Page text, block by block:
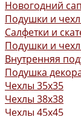
Новогодний
Подушки и
Салфетки и
Подушки и
Внутренняя
Подушка
Чехлы 35x35
Чехлы 38х38
Чехлы 45x45